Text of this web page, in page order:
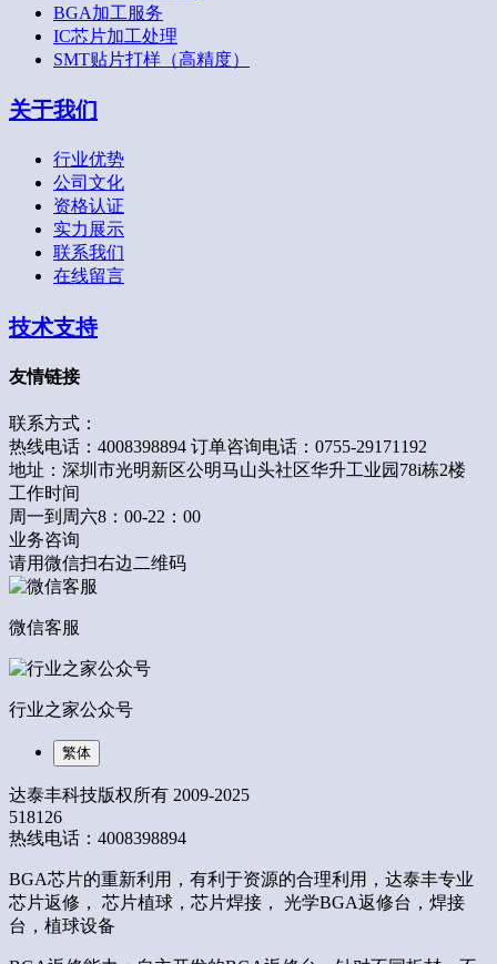
BGA加工服务
IC芯片加工处理
SMT贴片打样（高精度）
关于我们
行业优势
公司文化
资格认证
实力展示
联系我们
在线留言
技术支持
友情链接
联系方式：
热线电话：4008398894 订单咨询电话：0755-29171192
地址：深圳市光明新区公明马山头社区华升工业园78i栋2楼
工作时间
周一到周六8：00-22：00
业务咨询
请用微信扫右边二维码
微信客服
行业之家公众号
繁体
达泰丰科技版权所有 2009-2025
518126
热线电话：4008398894
BGA芯片的重新利用，有利于资源的合理利用，达泰丰专业
芯片返修， 芯片植球，芯片焊接， 光学BGA返修台，焊接
台，植球设备